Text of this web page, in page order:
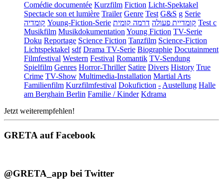
Comédie documentée Kurzfilm Fiction Licht-Spektakel
Spectacle son et lumière Trailer Genre Test G&S g Serie
קומדיה Young-Fiction-Serie קומדיית פעולה דרמה קומית
Test c
Musikfilm Musikdokumentation Young Fiction TV-Serie
Doku Reportage Science Fiction Tanzfilm Science-Fiction
Lichtspektakel sdf Drama TV-Serie Biographie Docutainment
Filmfestival Western Festival Romantik TV-Sendung
Spielfilm Genres Horror-Thriller Satire Divers History True
Crime TV-Show Multimedia-Installation Martial Arts
Familienfilm Kurzfilmfestival Dokufiction - Austellung Halle
am Berghain Berlin Familie / Kinder Kdrama
Jetzt weiterempfehlen!
GRETA auf Facebook
@GRETA_app bei Twitter